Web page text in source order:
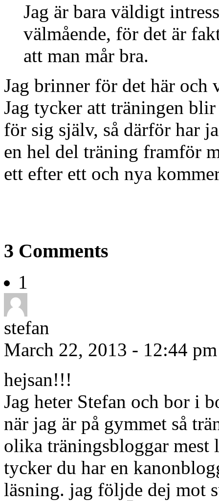
Jag är bara väldigt
välmående, för det är
att man mår bra.
Jag brinner för det här och
Jag tycker att träningen
för sig själv, så därför har
en hel del träning framför
ett efter ett och nya
3 Comments
1
stefan
March 22, 2013 - 12:44
hejsan!!!
Jag heter Stefan och bor i
när jag är på gymmet så
olika träningsbloggar
tycker du har en
läsning. jag följde dej mot